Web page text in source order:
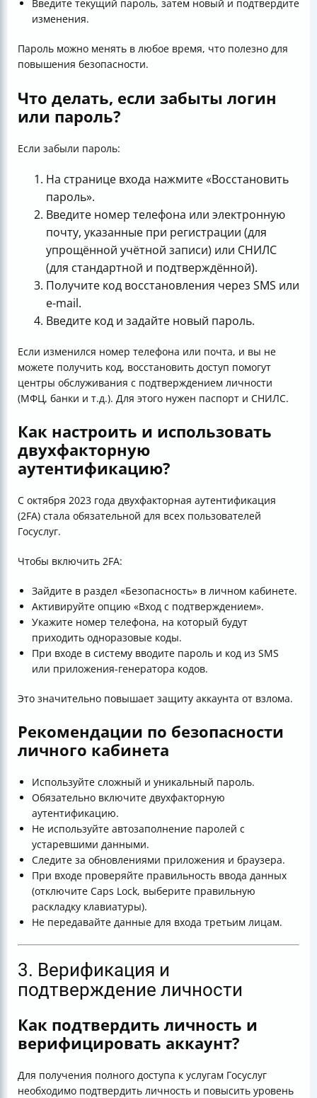
Введите текущий пароль, затем новый и подтвердите
изменения.
Пароль можно менять в любое время, что полезно для
повышения безопасности.
Что делать, если забыты логин
или пароль?
Если забыли пароль:
На странице входа нажмите «Восстановить
пароль».
Введите номер телефона или электронную
почту, указанные при регистрации (для
упрощённой учётной записи) или СНИЛС
(для стандартной и подтверждённой).
Получите код восстановления через SMS или
e-mail.
Введите код и задайте новый пароль.
Если изменился номер телефона или почта, и вы не
можете получить код, восстановить доступ помогут
центры обслуживания с подтверждением личности
(МФЦ, банки и т.д.). Для этого нужен паспорт и СНИЛС.
Как настроить и использовать
двухфакторную
аутентификацию?
С октября 2023 года двухфакторная аутентификация
(2FA) стала обязательной для всех пользователей
Госуслуг.
Чтобы включить 2FA:
Зайдите в раздел «Безопасность» в личном кабинете.
Активируйте опцию «Вход с подтверждением».
Укажите номер телефона, на который будут
приходить одноразовые коды.
При входе в систему вводите пароль и код из SMS
или приложения-генератора кодов.
Это значительно повышает защиту аккаунта от взлома.
Рекомендации по безопасности
личного кабинета
Используйте сложный и уникальный пароль.
Обязательно включите двухфакторную
аутентификацию.
Не используйте автозаполнение паролей с
устаревшими данными.
Следите за обновлениями приложения и браузера.
При входе проверяйте правильность ввода данных
(отключите Caps Lock, выберите правильную
раскладку клавиатуры).
Не передавайте данные для входа третьим лицам.
3. Верификация и
подтверждение личности
Как подтвердить личность и
верифицировать аккаунт?
Для получения полного доступа к услугам Госуслуг
необходимо подтвердить личность и повысить уровень